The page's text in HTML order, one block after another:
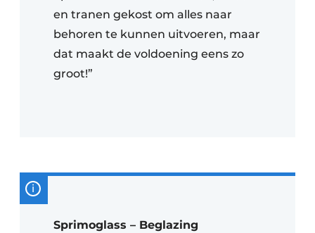
en tranen gekost om alles naar
behoren te kunnen uitvoeren, maar
dat maakt de voldoening eens zo
groot!”
Sprimoglass – Beglazing